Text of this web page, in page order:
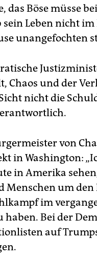
das Böse müsse
sein Leben nicht
unangefochten
Chaos und der
nicht die
von
in Washington:
in Amerika
Menschen um
im
haben. Bei der
auf